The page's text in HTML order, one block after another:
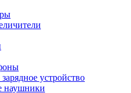
устройство
наушники